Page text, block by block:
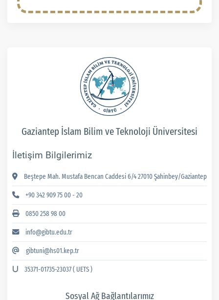
Gaziantep İslam Bilim ve Teknoloji Üniversitesi
İletişim Bilgilerimiz
Beştepe Mah. Mustafa Bencan Caddesi 6/4 27010 Şahinbey/Gaziantep
+90 342 909 75 00 - 20
0850 258 98 00
info@gibtu.edu.tr
gibtuni@hs01.kep.tr
35371-01735-23037 ( UETS )
Sosyal Ağ Bağlantılarımız